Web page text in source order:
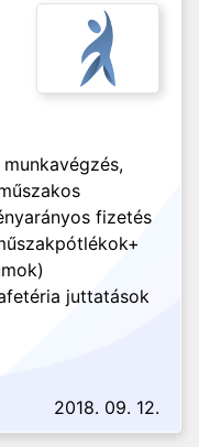
fizetés
juttatások
2018. 09. 12.